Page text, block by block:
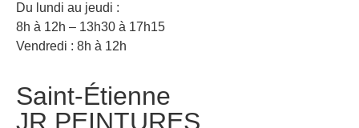
Du lundi au jeudi :
8h à 12h – 13h30 à 17h15
Vendredi : 8h à 12h
Saint-Étienne
JR PEINTURES